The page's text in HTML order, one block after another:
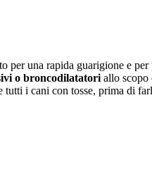
per una rapida guarigione e
o broncodilatatoriallo scopo
tutti i cani con tosse, prima di